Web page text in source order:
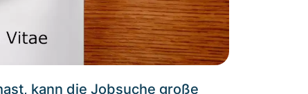
kann die Jobsuche große